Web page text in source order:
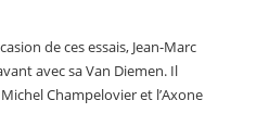
de ces essais, Jean-Marc
avec sa Van Diemen. Il
Champelovier et l’Axone